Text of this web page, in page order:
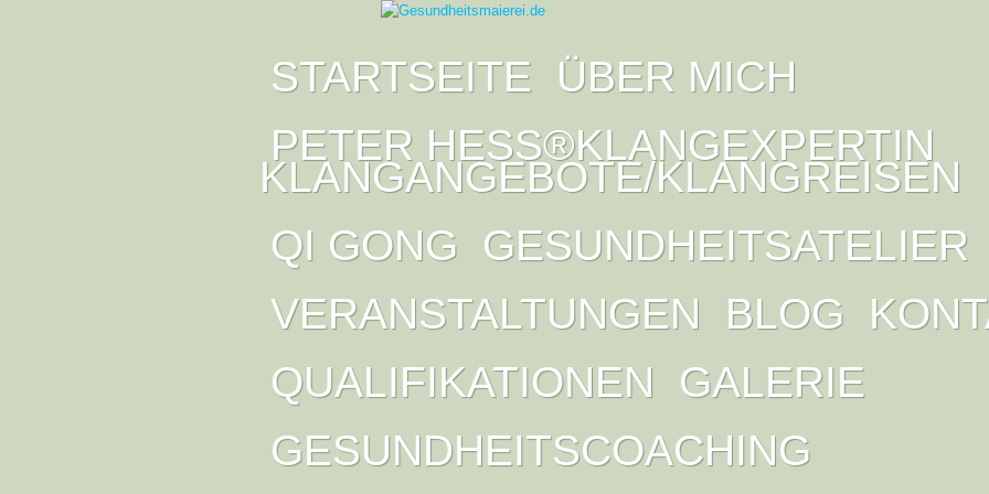
STARTSEITE
ÜBER MICH
PETER HESS®KLANGEXPERTIN
KLANGANGEBOTE/KLANGREISEN
QI GONG GESUNDHEITSATELIER
VERANSTALTUNGEN
BLOG
QUALIFIKATIONEN
GALERIE
GESUNDHEITSCOACHING